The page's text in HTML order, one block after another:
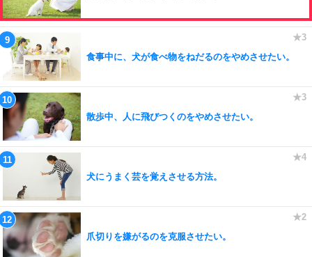
食事中に、犬が食べ物をねだるのをやめさせたい。
散歩中、人に飛びつくのをやめさせたい。
犬にうまく芸を覚えさせる方法。
爪切りを嫌がるのを克服させたい。